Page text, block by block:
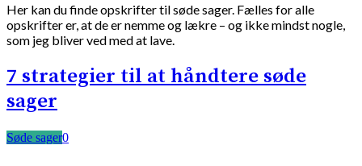
Her kan du finde opskrifter til søde sager. Fælles for alle
opskrifter er, at de er nemme og lækre – og ikke mindst nogle,
som jeg bliver ved med at lave.
7 strategier til at håndtere søde
sager
Søde sager0